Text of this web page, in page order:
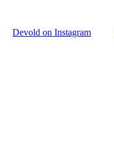
Devold on Instagram